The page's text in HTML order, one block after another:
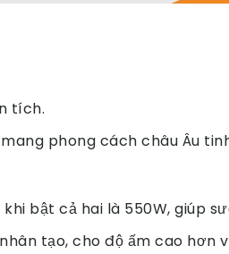
tích.
phong cách châu Âu
khi bật cả hai là 550W, giúp
tạo, cho độ ấm cao hơn